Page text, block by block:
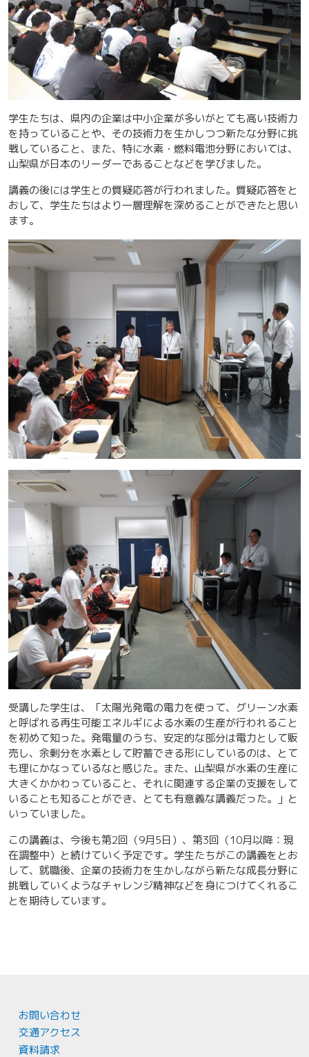
学生たちは、県内の企業は中小企業が多いがとても高い技術力
を持っていることや、その技術力を生かしつつ新たな分野に挑
戦していること、また、特に水素・燃料電池分野においては、
山梨県が日本のリーダーであることなどを学びました。
講義の後には学生との質疑応答が行われました。質疑応答をと
おして、学生たちはより一層理解を深めることができたと思い
ます。
受講した学生は、「太陽光発電の電力を使って、グリーン水素
と呼ばれる再生可能エネルギによる水素の生産が行われること
を初めて知った。発電量のうち、安定的な部分は電力として販
売し、余剰分を水素として貯蓄できる形にしているのは、とて
も理にかなっているなと感じた。また、山梨県が水素の生産に
大きくかかわっていること、それに関連する企業の支援をして
いることも知ることができ、とても有意義な講義だった。」と
いっていました。
この講義は、今後も第2回（9月5日）、第3回（10月以降：現
在調整中）と続けていく予定です。学生たちがこの講義をとお
して、就職後、企業の技術力を生かしながら新たな成長分野に
挑戦していくようなチャレンジ精神などを身につけてくれるこ
とを期待しています。
お問い合わせ
交通アクセス
資料請求